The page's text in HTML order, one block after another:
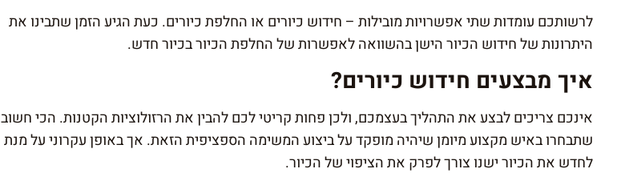
לרשותכם עומדות שתי אפשרויות מובילות – חידוש כיורים או החלפת כיורים. כעת הגיע הזמן שתבינו את
היתרונות של חידוש הכיור הישן בהשוואה לאפשרות של החלפת הכיור בכיור חדש.
איך מבצעים חידוש כיורים?
אינכם צריכים לבצע את התהליך בעצמכם, ולכן פחות קריטי לכם להבין את הרזולוציות הקטנות. הכי חשוב
שתבחרו באיש מקצוע מיומן שיהיה מופקד על ביצוע המשימה הספציפית הזאת. אך באופן עקרוני על מנת
לחדש את הכיור ישנו צורך לפרק את הציפוי של הכיור.